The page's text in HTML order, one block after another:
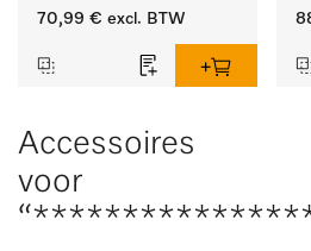
laboratoriumglaswerk en -
70,99 € excl. BTW
Accessoires
voor